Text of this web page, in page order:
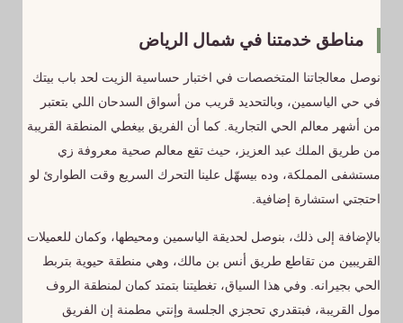
مناطق خدمتنا في شمال الرياض
نوصل معالجاتنا المتخصصات في اختبار حساسية الزيت لحد باب بيتك
في حي الياسمين، وبالتحديد قريب من أسواق السدحان اللي بتعتبر
من أشهر معالم الحي التجارية. كما أن الفريق بيغطي المنطقة القريبة
من طريق الملك عبد العزيز، حيث تقع معالم صحية معروفة زي
مستشفى المملكة، وده بيسهّل علينا التحرك السريع وقت الطوارئ لو
احتجتي استشارة إضافية.
بالإضافة إلى ذلك، بنوصل لحديقة الياسمين ومحيطها، وكمان للعميلات
القريبين من تقاطع طريق أنس بن مالك، وهي منطقة حيوية بتربط
الحي بجيرانه. وفي هذا السياق، تغطيتنا بتمتد كمان لمنطقة الروف
مول القريبة، فبتقدري تحجزي الجلسة وإنتي مطمنة إن الفريق